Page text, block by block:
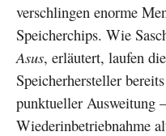
verschlingen enorme
Speicherchips. Wie
Asus, erläutert, laufen
Speicherhersteller
punktueller Ausweitung
Wiederinbetriebnahme